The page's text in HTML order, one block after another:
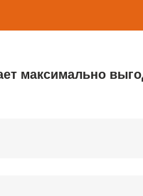
максимально